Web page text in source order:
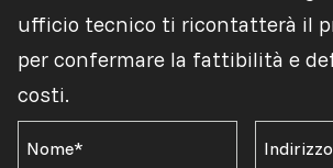
ufficio tecnico ti ricontatterà il
per confermare la fattibilità e
costi.
Nome*